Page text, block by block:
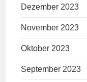
Dezember 2023
November 2023
Oktober 2023
September 2023